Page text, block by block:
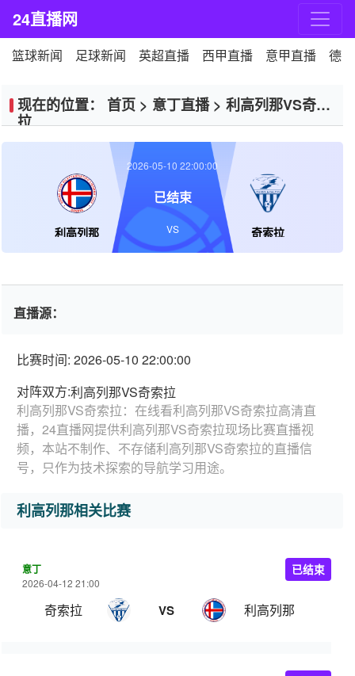
24直播网
篮球新闻 足球新闻 英超直播 西甲直播 意甲直播 德
现在的位置： 首页 > 意丁直播> 利高列那VS奇索
拉
利高列那 奇索拉
2026-05-10 22:00:00
已结束
VS
直播源：
比赛时间: 2026-05-10 22:00:00
对阵双方:利高列那VS奇索拉
利高列那VS奇索拉：在线看利高列那VS奇索拉高清直
播，24直播网提供利高列那VS奇索拉现场比赛直播视
频，本站不制作、不存储利高列那VS奇索拉的直播信
号，只作为技术探索的导航学习用途。
利高列那相关比赛
意丁
2026-04-12 21:00
奇索拉 VS 利高列那
已结束